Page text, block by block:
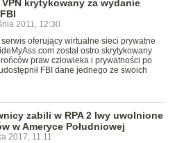
VPN krytykowany za wydanie
2011, 12:30
serwis oferujący wirtualne sieci prywatne
został ostro skrytykowany
praw człowieka i prywatności po
FBI dane jednego ze swoich
zabili w RPA 2 lwy uwolnione
w Ameryce Południowej
2017, 11:11